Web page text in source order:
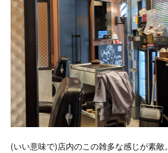
(いい意味で)店内のこの雑多な感じが素敵。